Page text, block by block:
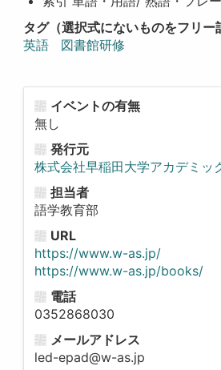
タグ（選択式にないものをフリー
英語
図書館研修
イベントの有無
無し
発行元
株式会社早稲田大学アカデミッ
担当者
語学教育部
URL
https://www.w-as.jp/
https://www.w-as.jp/books/
電話
0352868030
メールアドレス
led-epad@w-as.jp